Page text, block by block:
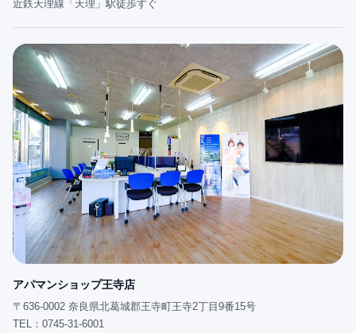
近鉄天理線「天理」駅徒歩すぐ
アパマンショップ王寺店
〒636-0002 奈良県北葛城郡王寺町王寺2丁目9番15号
TEL：0745-31-6001